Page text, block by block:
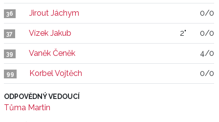
36 Jirout Jáchym 0/0
37 Vízek Jakub 2" 0/0
39 Vaněk Čeněk 4/0
99 Korbel Vojtěch 0/0
ODPOVĚDNÝ VEDOUCÍ
Tůma Martin